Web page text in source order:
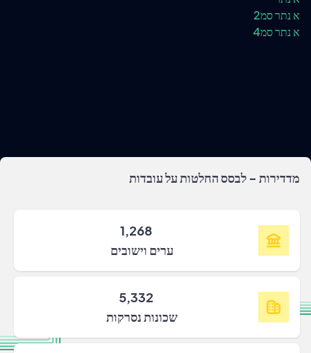
א נתר סמ2
א נתר סמ4
מדדירות - לבסס החלטות על עובדות
1,268
ערים וישובים
5,332
שכונות נסרקות